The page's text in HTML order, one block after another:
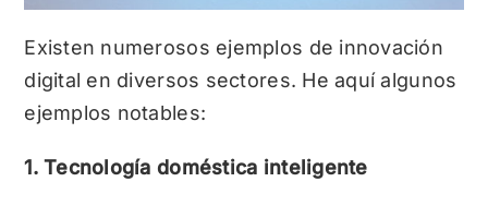
Existen numerosos ejemplos de innovación
digital en diversos sectores. He aquí algunos
ejemplos notables:
1. Tecnología doméstica inteligente